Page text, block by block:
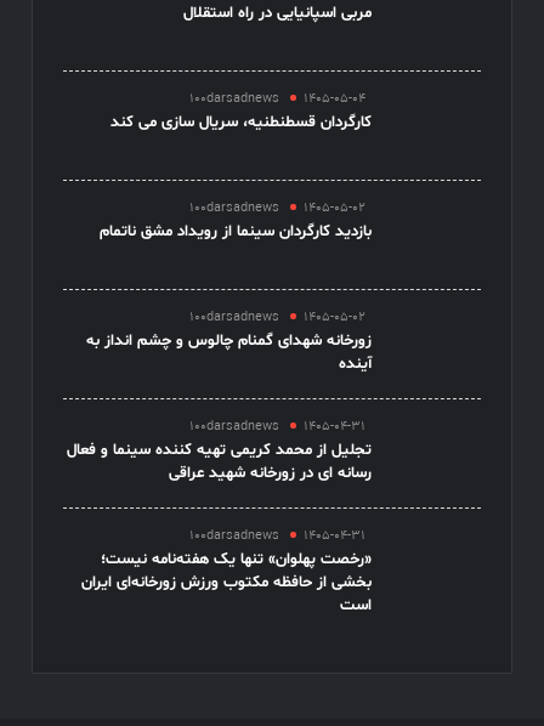
مربی اسپانیایی در راه استقلال
100darsadnews 1405-05-04
کارگردان قسطنطنیه، سریال سازی می کند
100darsadnews 1405-05-02
بازدید کارگردان سینما از رویداد مشق ناتمام
100darsadnews 1405-05-02
زورخانه شهدای گمنام چالوس و چشم انداز به
آینده
100darsadnews 1405-04-31
تجلیل از محمد کریمی تهیه کننده سینما و فعال
رسانه ای در زورخانه شهید عراقی
100darsadnews 1405-04-31
«رخصت پهلوان» تنها یک هفته‌نامه نیست؛
بخشی از حافظه مکتوب ورزش زورخانه‌ای ایران
است